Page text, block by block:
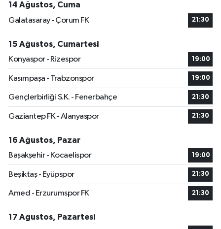
14 Ağustos, Cuma
Galatasaray - Çorum FK
21:30
15 Ağustos, Cumartesi
Konyaspor - Rizespor
19:00
Kasımpaşa - Trabzonspor 19:00
Gençlerbirliği S.K. - Fenerbahçe 21:30
Gaziantep FK - Alanyaspor 21:30
16 Ağustos, Pazar
Başakşehir - Kocaelispor
19:00
Beşiktaş - Eyüpspor 21:30
Amed - Erzurumspor FK 21:30
17 Ağustos, Pazartesi